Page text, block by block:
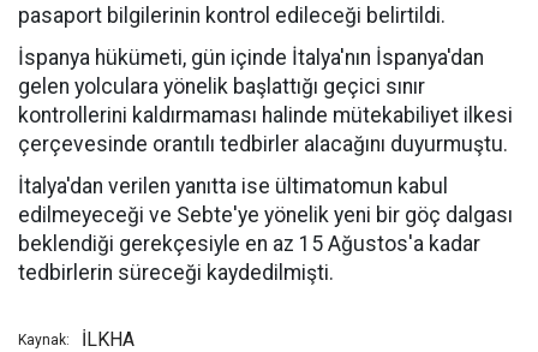
pasaport bilgilerinin kontrol edileceği belirtildi.
İspanya hükümeti, gün içinde İtalya'nın İspanya'dan
gelen yolculara yönelik başlattığı geçici sınır
kontrollerini kaldırmaması halinde mütekabiliyet ilkesi
çerçevesinde orantılı tedbirler alacağını duyurmuştu.
İtalya'dan verilen yanıtta ise ültimatomun kabul
edilmeyeceği ve Sebte'ye yönelik yeni bir göç dalgası
beklendiği gerekçesiyle en az 15 Ağustos'a kadar
tedbirlerin süreceği kaydedilmişti.
Kaynak: İLKHA